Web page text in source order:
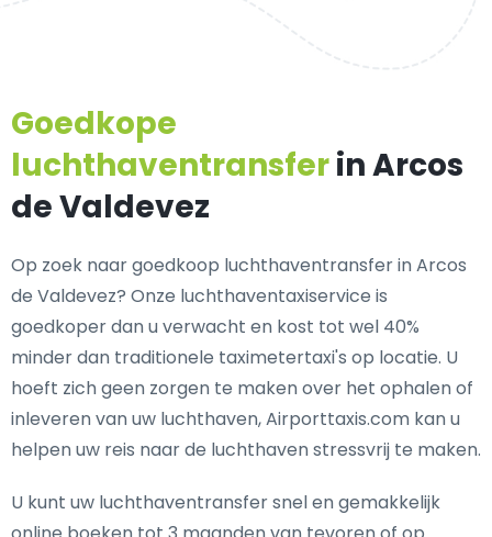
Goedkope
luchthaventransferin Arcos
de Valdevez
Op zoek naar goedkoop luchthaventransfer in Arcos
de Valdevez? Onze luchthaventaxiservice is
goedkoper dan u verwacht en kost tot wel 40%
minder dan traditionele taximetertaxi's op locatie. U
hoeft zich geen zorgen te maken over het ophalen of
inleveren van uw luchthaven, Airporttaxis.com kan u
helpen uw reis naar de luchthaven stressvrij te maken.
U kunt uw luchthaventransfer snel en gemakkelijk